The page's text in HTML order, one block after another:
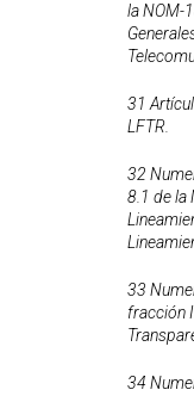
la NOM-
31
LFTR.
32
8.1 de la
33
fracción
34